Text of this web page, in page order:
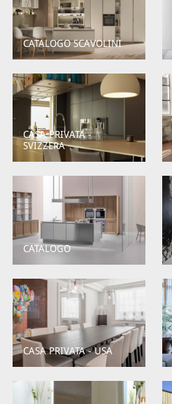
CATALOGO SCAVOLINI
CASA PRIVATA -
SVIZZERA
CATALOGO
CASA PRIVATA - USA